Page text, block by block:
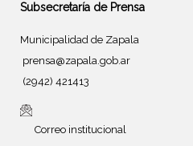
Subsecretaría de Prensa
Municipalidad de Zapala
prensa@zapala.gob.ar
(2942) 421413
Correo institucional